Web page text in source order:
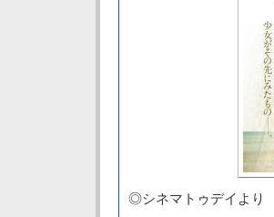
◎シネマトゥデイより